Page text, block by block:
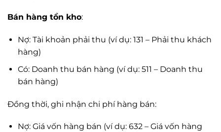
Bán hàng tồn kho:
Nợ: Tài khoản phải thu (ví dụ: 131 – Phải thu khách
hàng)
Có: Doanh thu bán hàng (ví dụ: 511 – Doanh thu
bán hàng)
Đồng thời, ghi nhận chi phí hàng bán:
Nợ: Giá vốn hàng bán (ví dụ: 632 – Giá vốn hàng